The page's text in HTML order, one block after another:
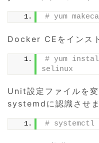
# yum
Docker CEをインス
# yum
selinux
Unit設定ファイルを
systemdに認識させま
# systemctl